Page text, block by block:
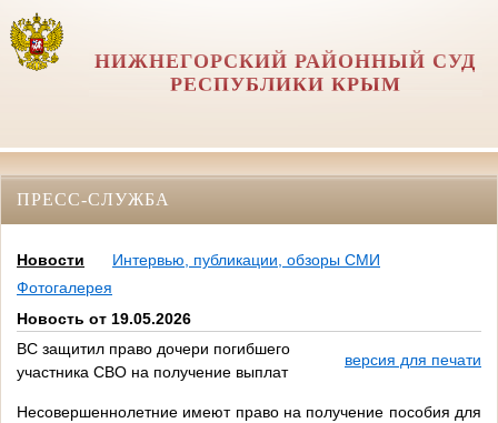
НИЖНЕГОРСКИЙ РАЙОННЫЙ СУД
РЕСПУБЛИКИ КРЫМ
ПРЕСС-СЛУЖБА
Новости
Интервью, публикации, обзоры СМИ
Фотогалерея
Новость от 19.05.2026
ВС защитил право дочери погибшего
участника СВО на получение выплат
версия для печати
Несовершеннолетние имеют право на получение пособия для